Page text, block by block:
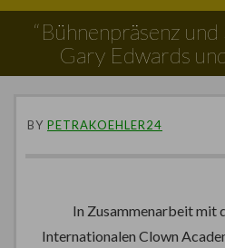
“Bühnenpräsenz
Gary Edwards
BY PETRAKOEHLER24
In Zusammenarbeit mit
Internationalen Clown